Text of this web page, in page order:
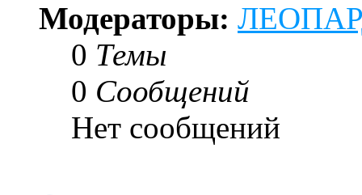
Модераторы:
0 Темы
0 Сообщений
Нет сообщений